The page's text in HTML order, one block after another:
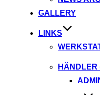
GALLERY
LINKS
HÄNDLER